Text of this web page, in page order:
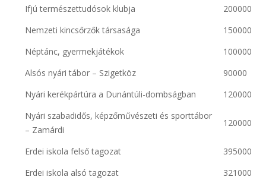
Ifjú természettudósok klubja
200000
Nemzeti kincsőrzők társasága
150000
Néptánc, gyermekjátékok
100000
Alsós nyári tábor – Szigetköz
90000
Nyári kerékpártúra a Dunántúli-dombságban
120000
Nyári szabadidős, képzőművészeti és sporttábor
– Zamárdi
120000
Erdei iskola felső tagozat
395000
Erdei iskola alsó tagozat
321000